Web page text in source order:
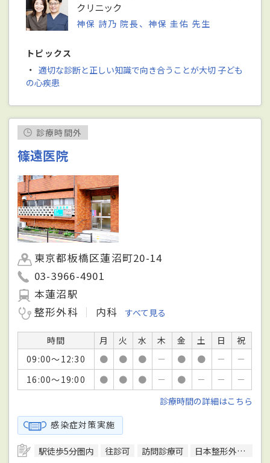
クリニック
神保 詩乃 院長、神保 圭佑 先生
トピックス
・ 適切な診断と正しい知識で向き合うことが大切 子ども
の心疾患
診療時間外
篠遠医院
東京都板橋区蓮沼町20-14
03-3966-4901
本蓮沼駅
整形外科
内科 すべて見る
時間 月 火 水 木 金 土 日
祝
09:00～12:30
● ● ● － ● ● －
－
16:00～19:00
● ● ● － ● － －
－
診療時間の詳細はこちら
感染症対策実施
駅徒歩5分圏内 往診可 訪問診療可
日本整形外科学会整形外科専門医